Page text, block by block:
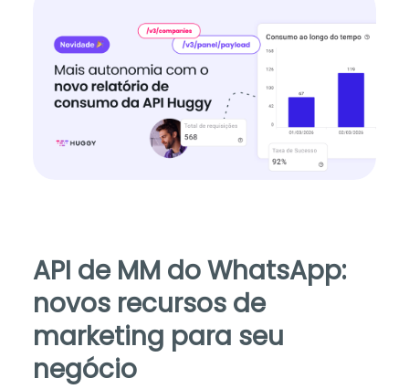
API de MM do WhatsApp:
novos recursos de
marketing para seu
negócio